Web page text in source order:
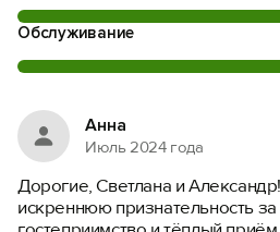
Обслуживание
Анна
Июль 2024 года
Дорогие, Светлана и
искреннюю признательность